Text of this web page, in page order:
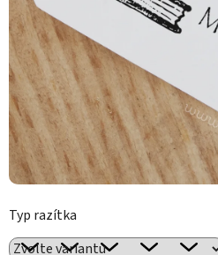
Typ razítka